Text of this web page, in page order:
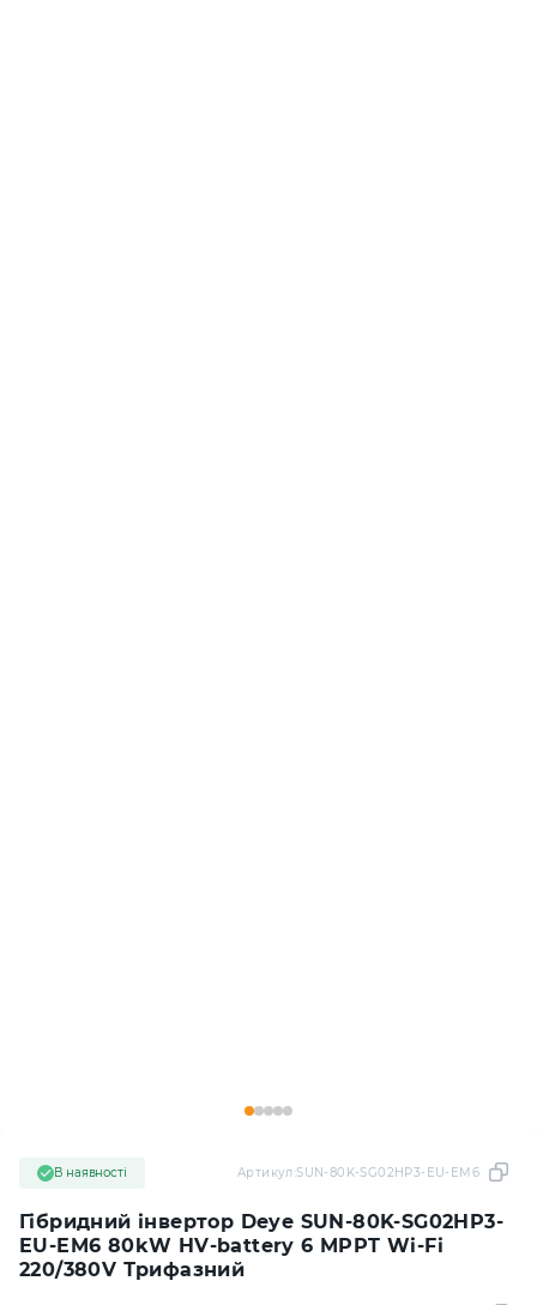
Гібридний інвертор Deye SUN-80K-SG02HP3-
EU-EM6 80kW HV-battery 6 MPPT Wi-Fi
220/380V Трифазний
В наявності Артикул:SUN-80K-SG02HP3-EU-EM6